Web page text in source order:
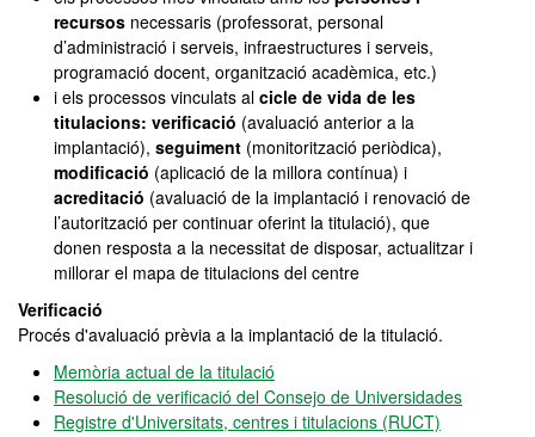
recursos necessaris (professorat, personal
d’administració i serveis, infraestructures i serveis,
programació docent, organització acadèmica, etc.)
i els processos vinculats al cicle de vida de les
titulacions: verificació (avaluació anterior a la
implantació), seguiment (monitorització periòdica),
modificació (aplicació de la millora contínua) i
acreditació (avaluació de la implantació i renovació de
l’autorització per continuar oferint la titulació), que
donen resposta a la necessitat de disposar, actualitzar i
millorar el mapa de titulacions del centre
Verificació
Procés d'avaluació prèvia a la implantació de la titulació.
Memòria actual de la titulació
Resolució de verificació del Consejo de Universidades
Registre d'Universitats, centres i titulacions (RUCT)